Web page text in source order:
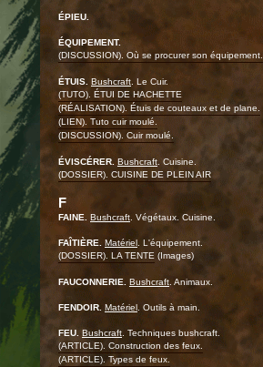
ÉPIEU.
ÉQUIPEMENT.
(DISCUSSION). Où se procurer son équipement.
ÉTUIS. Bushcraft . Le Cuir.
(TUTO). ÉTUI DE HACHETTE
(RÉALISATION). Étuis de couteaux et de plane.
(LIEN). Tuto cuir moulé.
(DISCUSSION). Cuir moulé.
ÉVISCÉRER. Bushcraft . Cuisine.
(DOSSIER). CUISINE DE PLEIN AIR
F
FAINE. Bushcraft . Végétaux. Cuisine.
FAÎTIÈRE. Matériel . L'équipement.
(DOSSIER). LA TENTE (Images)
FAUCONNERIE. Bushcraft . Animaux.
FENDOIR. Matériel . Outils à main.
FEU. Bushcraft . Techniques bushcraft.
(ARTICLE). Construction des feux.
(ARTICLE). Types de feux.